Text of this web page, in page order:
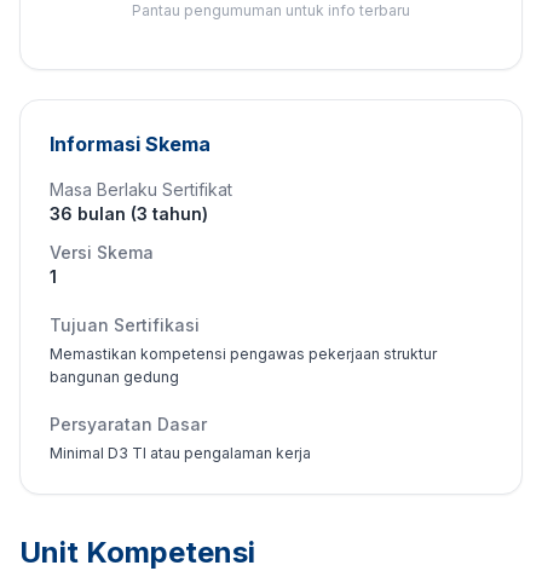
Pantau pengumuman untuk info terbaru
Informasi Skema
Masa Berlaku Sertifikat
36 bulan (3 tahun)
Versi Skema
1
Tujuan Sertifikasi
Memastikan kompetensi pengawas pekerjaan struktur
bangunan gedung
Persyaratan Dasar
Minimal D3 TI atau pengalaman kerja
Unit Kompetensi